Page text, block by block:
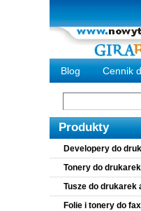
Blog Cennik
Wyszukiwarka
szukaj
Produkty
Developery do
Tonery do
Tusze do drukarek
Folie i tonery do